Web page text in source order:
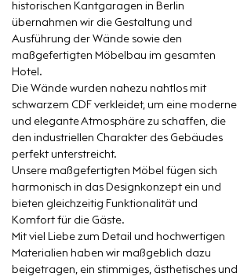
historischen Kantgaragen in Berlin
übernahmen wir die Gestaltung und
Ausführung der Wände sowie den
maßgefertigten Möbelbau im gesamten
Hotel.
Die Wände wurden nahezu nahtlos mit
schwarzem CDF verkleidet, um eine moderne
und elegante Atmosphäre zu schaffen, die
den industriellen Charakter des Gebäudes
perfekt unterstreicht.
Unsere maßgefertigten Möbel fügen sich
harmonisch in das Designkonzept ein und
bieten gleichzeitig Funktionalität und
Komfort für die Gäste.
Mit viel Liebe zum Detail und hochwertigen
Materialien haben wir maßgeblich dazu
beigetragen, ein stimmiges, ästhetisches und